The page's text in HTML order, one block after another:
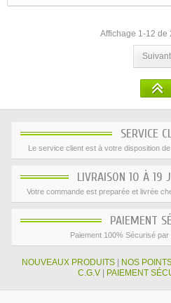
Affichage 1-12 de
Suivant
SERVICE
Le service client est à votre disposition
LIVRAISON 10 À 19
Votre commande est preparée et livrée
PAIEMENT
Paiement 100% Sécurisé
NOUVEAUX PRODUITS| NOS
C.G.V| PAIEMENT